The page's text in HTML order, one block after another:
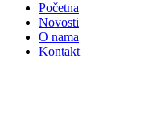
Početna
Novosti
O nama
Kontakt